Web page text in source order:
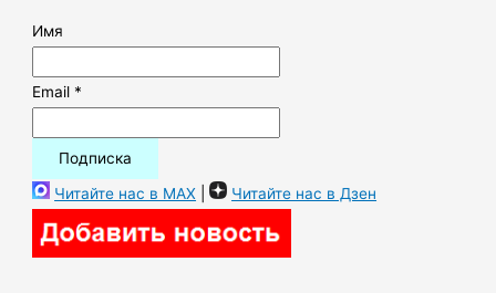
Имя
Email *
Читайте нас в MAX | Читайте нас в Дзен